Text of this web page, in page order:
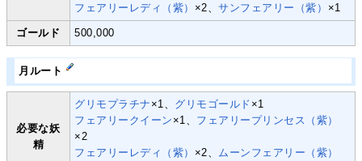
フェアリーレディ（紫） ×2、サンフェアリー（紫） ×1
ゴールド 500,000
月ルート
必要な妖
精
グリモプラチナ ×1、 グリモゴールド ×1
フェアリークイーン ×1、 フェアリープリンセス（紫）
×2
フェアリーレディ（紫） ×2、
ムーンフェアリー（紫）